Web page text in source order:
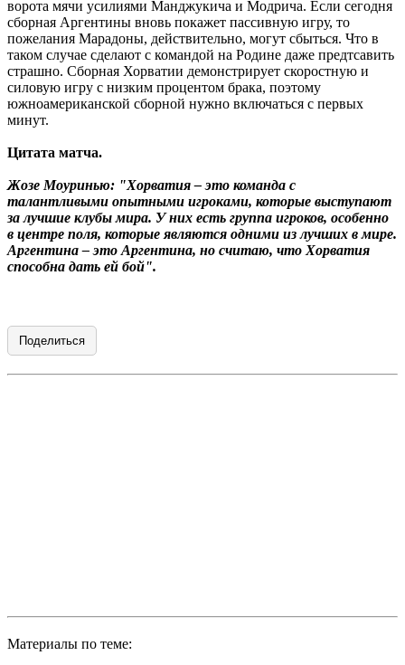
ворота мячи усилиями Манджукича и Модрича. Если сегодня
сборная Аргентины вновь покажет пассивную игру, то
пожелания Марадоны, действительно, могут сбыться. Что в
таком случае сделают с командой на Родине даже предтсавить
страшно. Сборная Хорватии демонстрирует скоростную и
силовую игру с низким процентом брака, поэтому
южноамериканской сборной нужно включаться с первых
минут.
Цитата матча.
Жозе Моуринью: "Хорватия – это команда с
талантливыми опытными игроками, которые выступают
за лучшие клубы мира. У них есть группа игроков, особенно
в центре поля, которые являются одними из лучших в мире.
Аргентина – это Аргентина, но считаю, что Хорватия
способна дать ей бой".
Поделиться
Материалы по теме: